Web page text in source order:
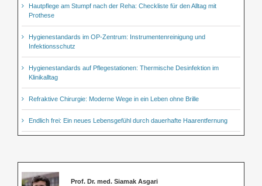
Hautpflege am Stumpf nach der Reha: Checkliste für den Alltag mit
Prothese
Hygienestandards im OP-Zentrum: Instrumentenreinigung und
Infektionsschutz
Hygienestandards auf Pflegestationen: Thermische Desinfektion im
Klinikalltag
Refraktive Chirurgie: Moderne Wege in ein Leben ohne Brille
Endlich frei: Ein neues Lebensgefühl durch dauerhafte Haarentfernung
Prof. Dr. med. Siamak Asgari